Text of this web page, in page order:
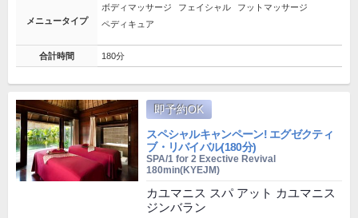
メニュータイプ
ボディマッサージ フェイシャル
フットマッサージ
ペディキュア
合計時間 180分
即予約OK
スペシャルキャンペーン! エグゼクティ
ブ・リバイバル(180分)
SPA/1 for 2 Exective Revival
180min(KYEJM)
カユマニス スパ アット カユマニス
ジンバラン